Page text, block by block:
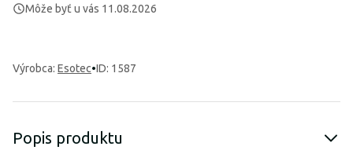
Môže byť u vás 11.08.2026
Výrobca: Esotec•ID: 1587
Popis produktu